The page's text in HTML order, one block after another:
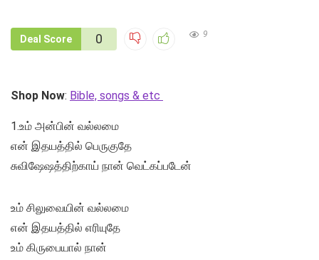
Deal Score 0 9
Shop Now: Bible, songs & etc
1.உம் அன்பின் வல்லமை
என் இதயத்தில் பெருகுதே
சுவிஷேஷத்திற்காய் நான் வெட்கப்படேன்
உம் சிலுவையின் வல்லமை
என் இதயத்தில் எரியுதே
உம் கிருபையால் நான்